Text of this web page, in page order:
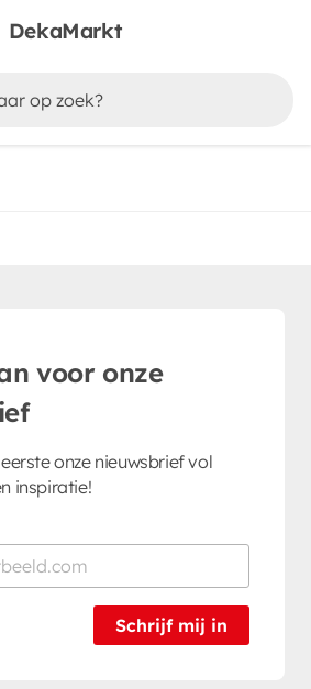
DekaMarkt
voor onze
onze nieuwsbrief vol
inspiratie!
Schrijf mij in